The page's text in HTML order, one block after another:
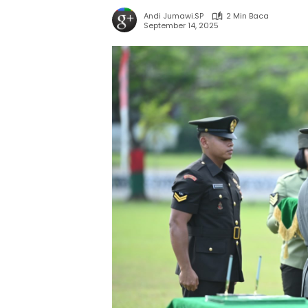
Andi Jumawi.SP
2 Min Baca
September 14, 2025